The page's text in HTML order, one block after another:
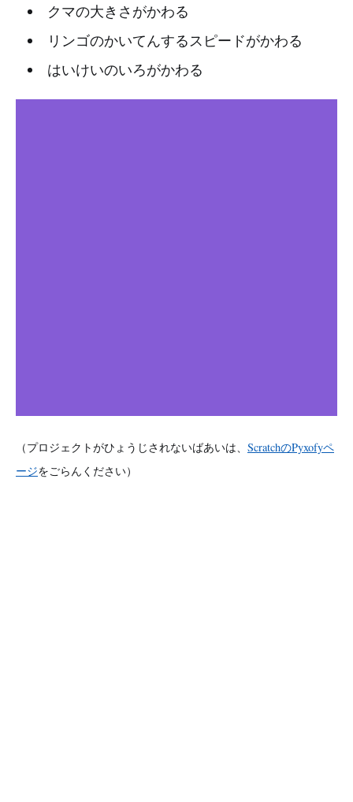
クマの大きさがかわる
リンゴのかいてんするスピードがかわる
はいけいのいろがかわる
（プロジェクトがひょうじされないばあいは、 ScratchのPyxofyペ
ージをごらんください）